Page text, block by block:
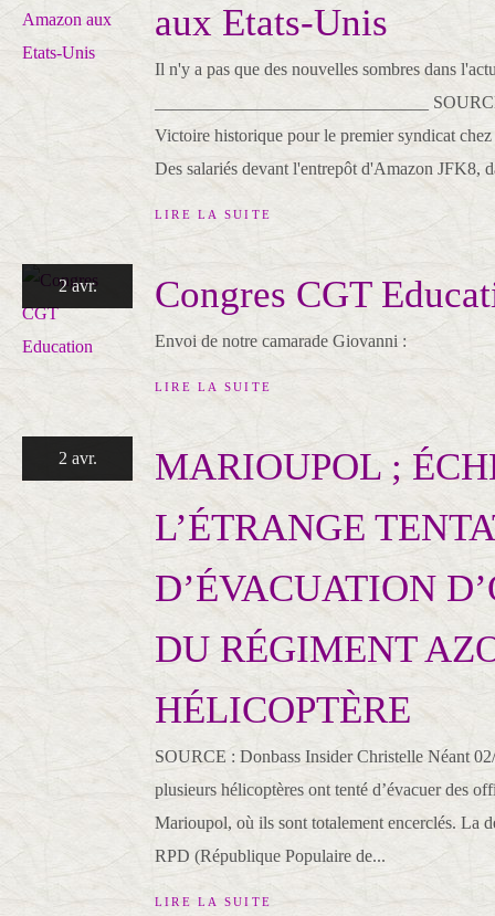
aux Etats-Unis
Il n'y a pas que des nouvelles sombres dans
_______________________________
Victoire historique pour le premier syndicat
Des salariés devant l'entrepôt d'Amazon JFK8,
LIRE LA SUITE
2 avr. Congres CGT
Envoi de notre camarade Giovanni :
LIRE LA SUITE
2 avr.
MARIOUPOL ;
L’ÉTRANGE
D’ÉVACUATION
DU RÉGIMENT
HÉLICOPTÈRE
SOURCE : Donbass Insider Christelle Néant
plusieurs hélicoptères ont tenté d’évacuer des
Marioupol, où ils sont totalement encerclés. La
RPD (République Populaire de...
LIRE LA SUITE